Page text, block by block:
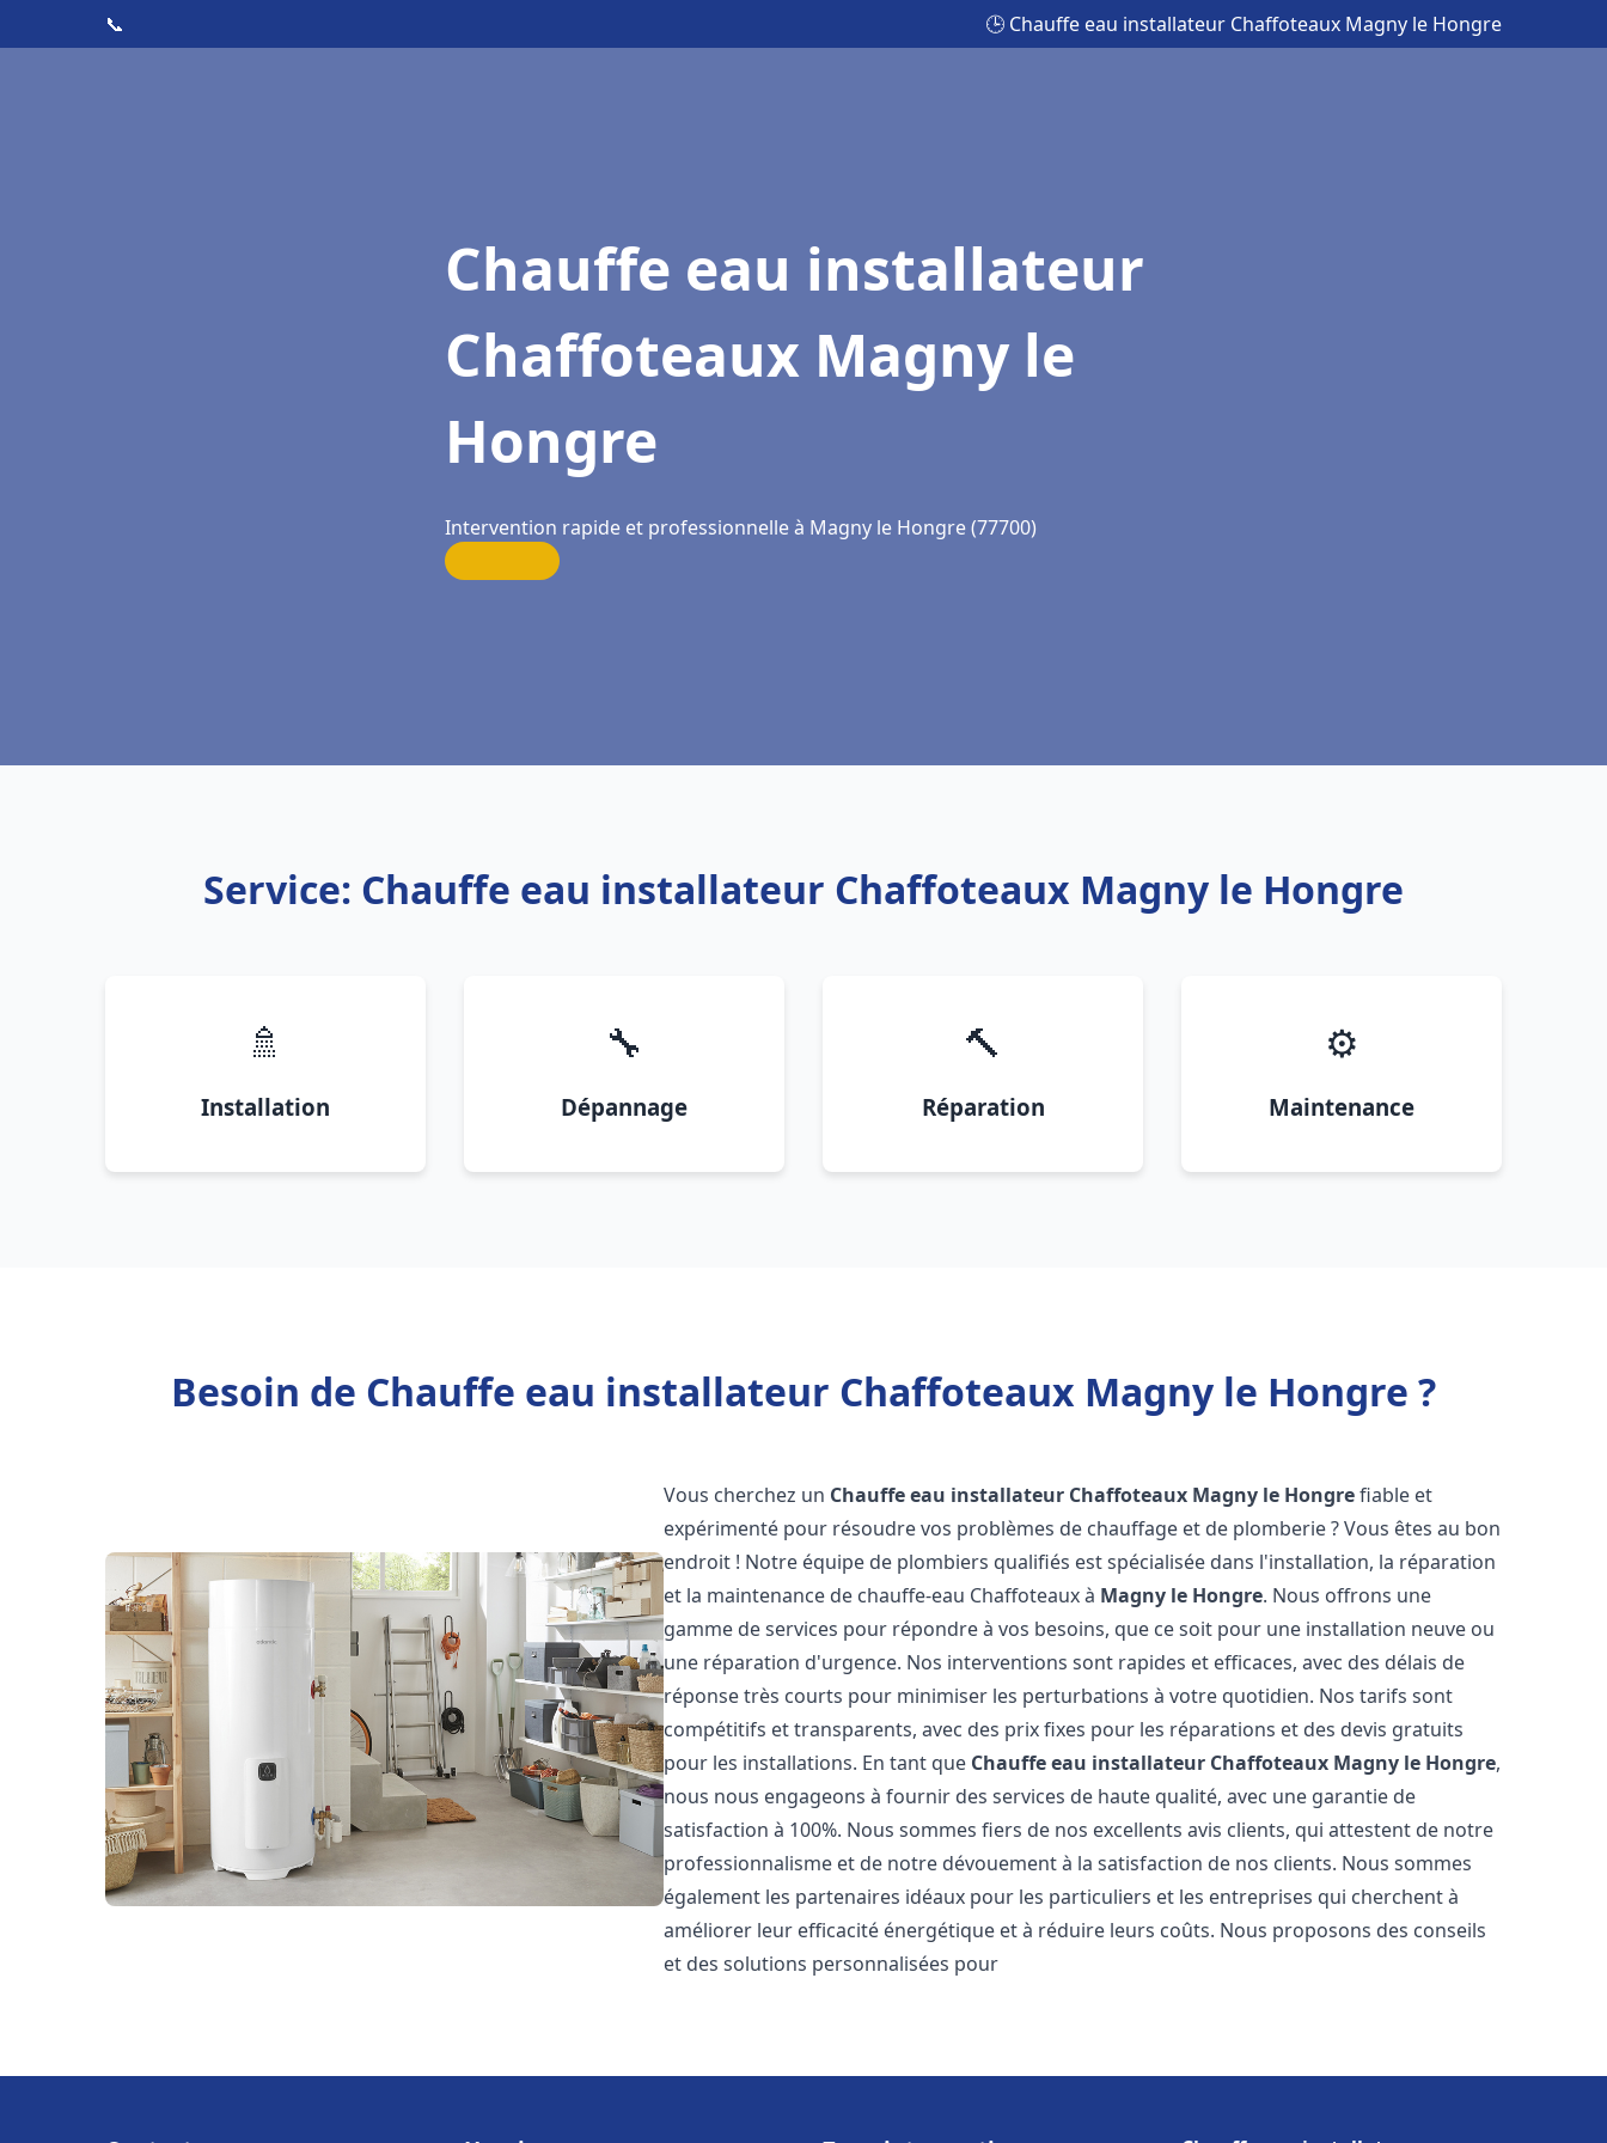
📞 🕒 Chauffe eau installateur Chaffoteaux Magny le Hongre
Chauffe eau installateur
Chaffoteaux Magny le
Hongre
Intervention rapide et professionnelle à Magny le Hongre (77700)
Service: Chauffe eau installateur Chaffoteaux Magny le Hongre
🚿
Installation
🔧
Dépannage
🔨
Réparation
⚙️
Maintenance
Besoin de Chauffe eau installateur Chaffoteaux Magny le Hongre ?
Vous cherchez un Chauffe eau installateur Chaffoteaux Magny le Hongrefiable et
expérimenté pour résoudre vos problèmes de chauffage et de plomberie ? Vous êtes au bon
endroit ! Notre équipe de plombiers qualifiés est spécialisée dans l'installation, la réparation
et la maintenance de chauffe-eau Chaffoteaux à Magny le Hongre. Nous offrons une
gamme de services pour répondre à vos besoins, que ce soit pour une installation neuve ou
une réparation d'urgence. Nos interventions sont rapides et efficaces, avec des délais de
réponse très courts pour minimiser les perturbations à votre quotidien. Nos tarifs sont
compétitifs et transparents, avec des prix fixes pour les réparations et des devis gratuits
pour les installations. En tant que Chauffe eau installateur Chaffoteaux Magny le Hongre,
nous nous engageons à fournir des services de haute qualité, avec une garantie de
satisfaction à 100%. Nous sommes fiers de nos excellents avis clients, qui attestent de notre
professionnalisme et de notre dévouement à la satisfaction de nos clients. Nous sommes
également les partenaires idéaux pour les particuliers et les entreprises qui cherchent à
améliorer leur efficacité énergétique et à réduire leurs coûts. Nous proposons des conseils
et des solutions personnalisées pour